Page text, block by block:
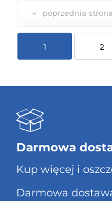
«
1 2
Darmowa
Kup więcej i
Darmowa